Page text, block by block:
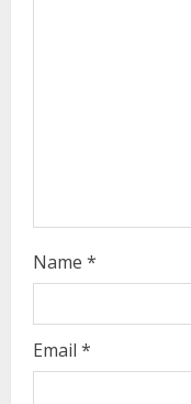
g
Name *
Email *